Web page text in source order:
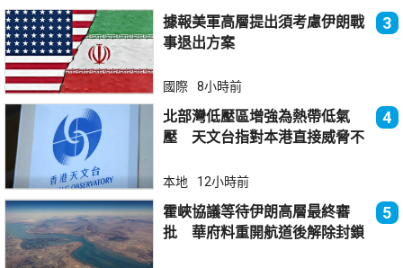
據報美軍高層提出須考慮伊朗戰
事退出方案
3
國際 8小時前
北部灣低壓區增強為熱帶低氣
壓 天文台指對本港直接威脅不
4
本地 12小時前
霍峽協議等待伊朗高層最終審
批 華府料重開航道後解除封鎖
5